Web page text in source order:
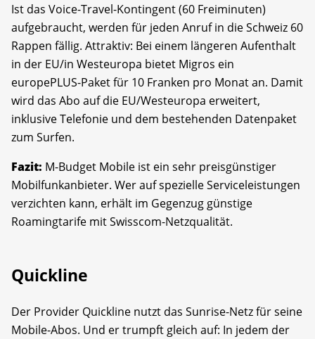
Ist das Voice-Travel-Kontingent (60 Freiminuten)
aufgebraucht, werden für jeden Anruf in die Schweiz 60
Rappen fällig. Attraktiv: Bei einem längeren Aufenthalt
in der EU/in Westeuropa bietet Migros ein
europePLUS-Paket für 10 Franken pro Monat an. Damit
wird das Abo auf die EU/Westeuropa erweitert,
inklusive Telefonie und dem bestehenden Datenpaket
zum Surfen.
Fazit: M-Budget Mobile ist ein sehr preisgünstiger
Mobilfunkanbieter. Wer auf spezielle Serviceleistungen
verzichten kann, erhält im Gegenzug günstige
Roamingtarife mit Swisscom-Netzqualität.
Quickline
Der Provider Quickline nutzt das Sunrise-Netz für seine
Mobile-Abos. Und er trumpft gleich auf: In jedem der